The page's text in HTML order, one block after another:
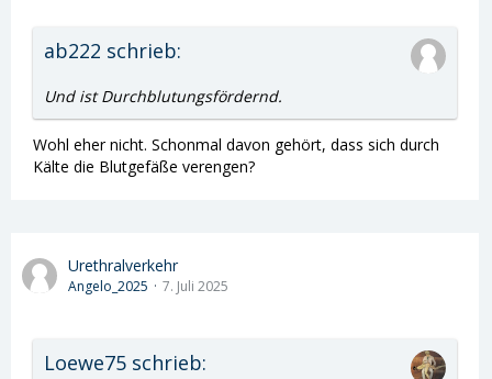
ab222 schrieb:
Und ist Durchblutungsfördernd.
Wohl eher nicht. Schonmal davon gehört, dass sich durch
Kälte die Blutgefäße verengen?
Urethralverkehr
Angelo_2025 7. Juli 2025
Loewe75 schrieb: